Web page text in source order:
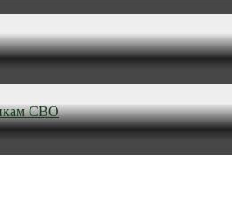
СВО